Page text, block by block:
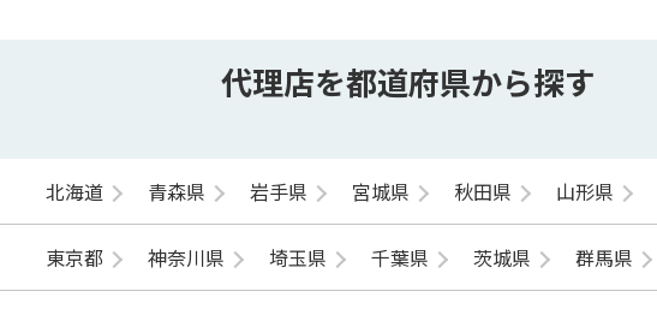
代理店を都道府県から探す
北海道 青森県 岩手県 宮城県 秋田県 山形県
東京都 神奈川県 埼玉県 千葉県 茨城県 群馬県